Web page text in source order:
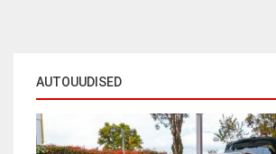
AUTOUUDISED